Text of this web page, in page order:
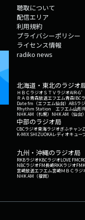
聴取について
配信エリア
利用規約
プライバシーポリシー
ライセンス情報
radiko news
北海道・東北のラジオ
ＨＢＣラジオＳＴＶラジオAIR-G'
ＲＡＢ青森放送エフエム青森IBC
Date fm（エフエム仙台） ABSラ
Rhythm Station エフエム山形
NHK AM（札幌） NHK AM（仙台
中部のラジオ局
CBCラジオ東海ラジオぎふチャン
K-MIX SHIZUOKAレディオキュー
九州・沖縄のラジオ局
RKBラジオKBCラジオLOVE FM
NBCラジオFM長崎RKKラジオ
宮崎放送エフエム宮崎ＭＢＣラジ
NHK AM（福岡）